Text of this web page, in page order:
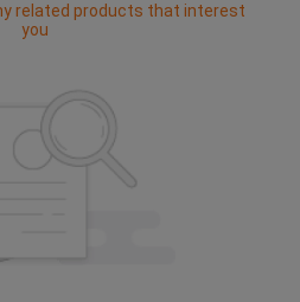
related products that interest
you